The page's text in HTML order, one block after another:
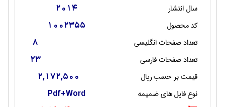
سال انتشار 2014
کد محصول 1002355
تعداد صفحات انگليسی 8
تعداد صفحات فارسی 23
قیمت بر حسب ریال 2,172,500
نوع فایل های ضمیمه Pdf+Word